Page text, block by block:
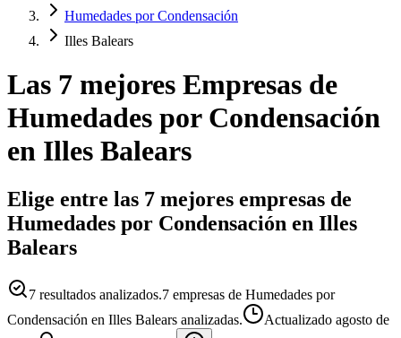
Humedades por Condensación
Illes Balears
Las 7 mejores Empresas de
Humedades por Condensación
en Illes Balears
Elige entre las 7 mejores empresas de
Humedades por Condensación en Illes
Balears
7 resultados analizados.7 empresas de Humedades por
Condensación en Illes Balears analizadas.
Actualizado agosto de